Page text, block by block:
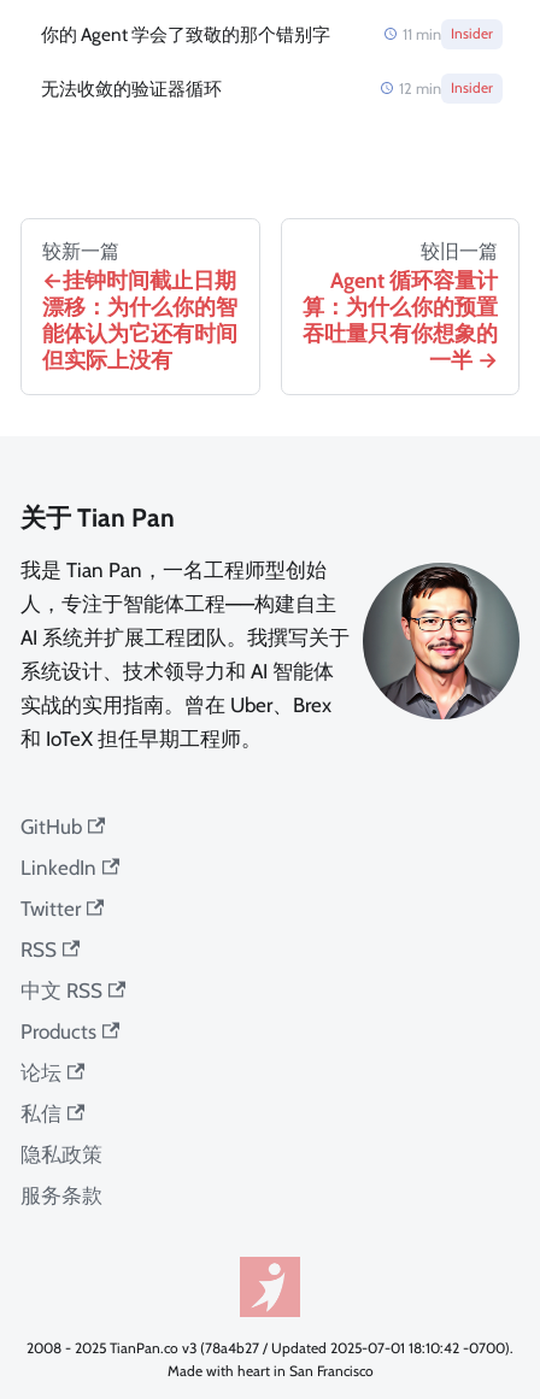
你的 Agent 学会了致敬的那个错别字 11 min Insider
无法收敛的验证器循环 12 min Insider
较新一篇
挂钟时间截止日期
漂移：为什么你的智
能体认为它还有时间
但实际上没有
较旧一篇
Agent 循环容量计
算：为什么你的预置
吞吐量只有你想象的
一半
关于 Tian Pan
我是 Tian Pan，一名工程师型创始
人，专注于智能体工程——构建自主
AI 系统并扩展工程团队。我撰写关于
系统设计、技术领导力和 AI 智能体
实战的实用指南。曾在 Uber、Brex
和 IoTeX 担任早期工程师。
GitHub
LinkedIn
Twitter
RSS
中文 RSS
Products
论坛
私信
隐私政策
服务条款
2008 - 2025 TianPan.co v3 (78a4b27 / Updated 2025-07-01 18:10:42 -0700).
Made with heart in San Francisco